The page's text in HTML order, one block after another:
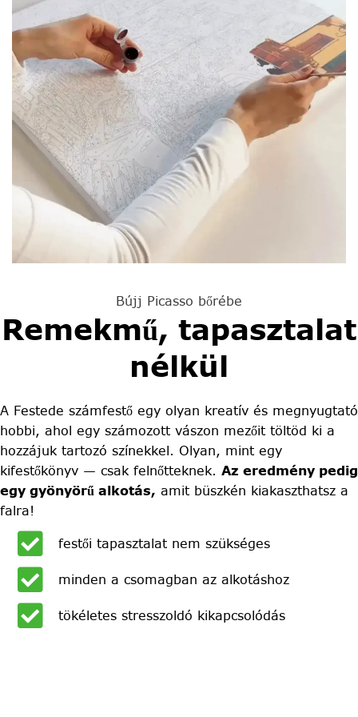
Bújj Picasso bőrébe
Remekmű, tapasztalat
nélkül
A Festede számfestő egy olyan kreatív és megnyugtató
hobbi, ahol egy számozott vászon mezőit töltöd ki a
hozzájuk tartozó színekkel. Olyan, mint egy
kifestőkönyv — csak felnőtteknek. Az eredmény pedig
egy gyönyörű alkotás, amit büszkén kiakaszthatsz a
falra!
festői tapasztalat nem szükséges
minden a csomagban az alkotáshoz
tökéletes stresszoldó kikapcsolódás